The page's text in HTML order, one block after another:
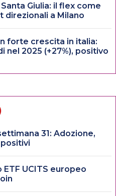
Giulia: il flex come
direzionali a Milano
forte crescita in italia:
nel 2025 (+27%), positivo
31: Adozione,
ETF UCITS europeo